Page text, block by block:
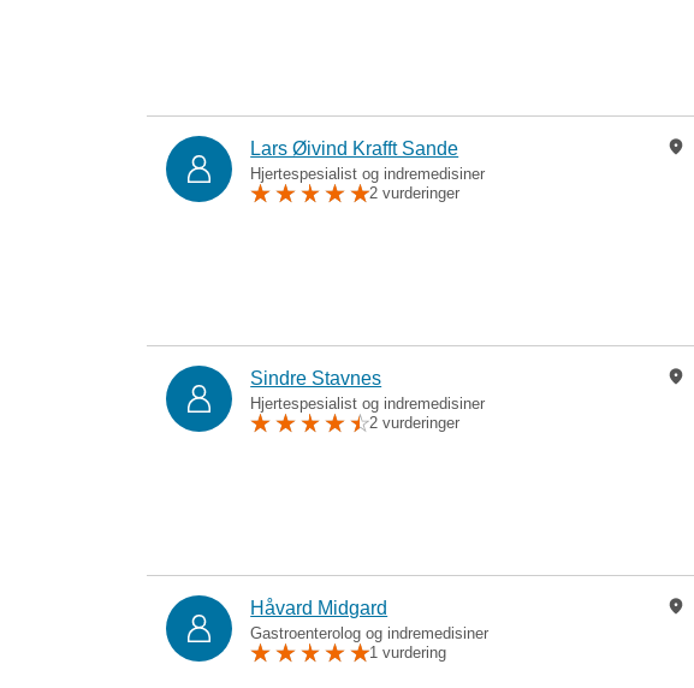
Lars Øivind Krafft Sande
Hjertespesialist og indremedisiner
2 vurderinger
Sindre Stavnes
Hjertespesialist og indremedisiner
2 vurderinger
Håvard Midgard
Gastroenterolog og indremedisiner
1 vurdering